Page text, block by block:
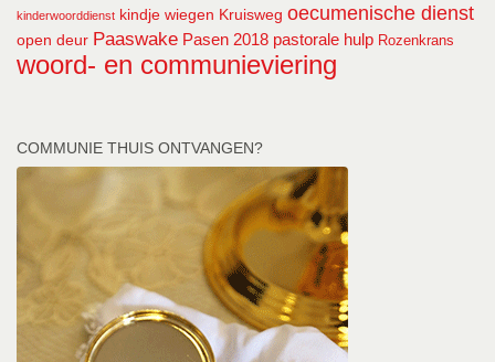
kinderwoorddienst kindje wiegen Kruisweg oecumenische dienst
open deur Paaswake Pasen 2018 pastorale hulp Rozenkrans
woord- en communieviering
COMMUNIE THUIS ONTVANGEN?